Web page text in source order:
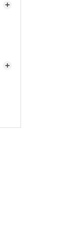

